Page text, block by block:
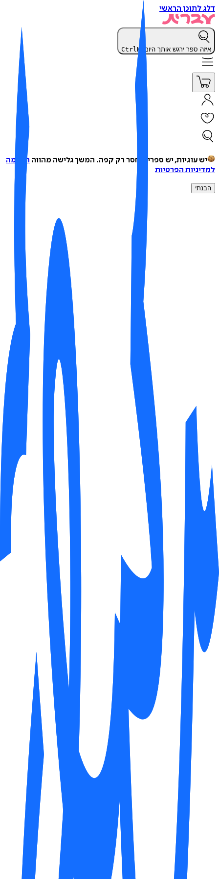
לתוכן הראשי
ספר ירגש אותך היום? CtrlK
יש עוגיות, יש ספרים, חסר רק קפה.המשך גלישה מהווההסכמה
הפרטיות